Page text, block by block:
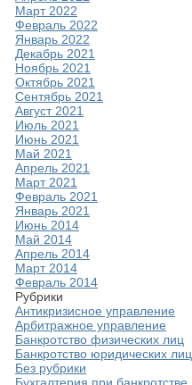
Март 2022
Февраль 2022
Январь 2022
Декабрь 2021
Ноябрь 2021
Октябрь 2021
Сентябрь 2021
Август 2021
Июль 2021
Июнь 2021
Май 2021
Апрель 2021
Март 2021
Февраль 2021
Январь 2021
Июнь 2014
Май 2014
Апрель 2014
Март 2014
Февраль 2014
Рубрики
Антикризисное управление
Арбитражное управление
Банкротство физических лиц
Банкротство юридических лиц
Без рубрики